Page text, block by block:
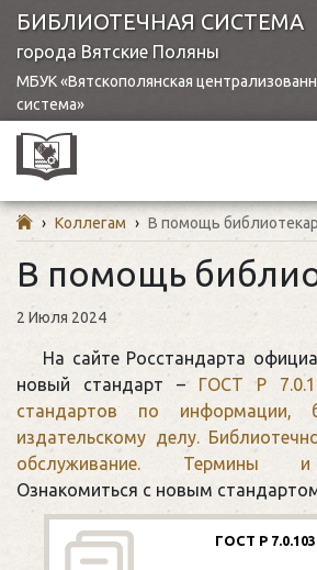
БИБЛИОТЕЧНАЯ СИСТЕМА
города Вятские Поляны
МБУК «Вятскополянская
система»
› Коллегам › В помощь
В помощь
2 Июля 2024
На сайте Росстандарта
новый стандарт – ГОСТ Р
стандартов по информации,
издательскому делу.
обслуживание. Термины и
Ознакомиться с новым
ГОСТ Р